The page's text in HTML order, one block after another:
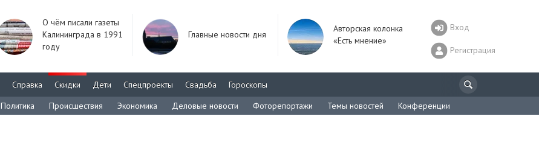
О чём писали газеты
Калининграда в 1991
году
Главные новости дня
Авторская колонка
«Есть мнение»
Вход
Регистрация
Справка Скидки Дети Спецпроекты Свадьба
Гороскопы
Политика Происшествия Экономика Деловые новости Фоторепортажи Темы новостей Конференции